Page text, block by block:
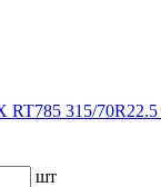
RT785 315/
шт